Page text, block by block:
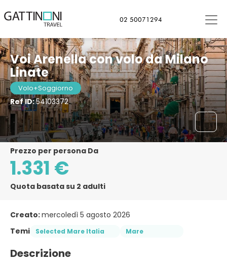
02 50071294
Voi Arenella con volo da Milano
Linate
Volo+Soggiorno
Ref ID:54103372
Prezzo per persona Da
1.331 €
Quota basata su 2 adulti
Creato:mercoledì 5 agosto 2026
Temi
Selected Mare Italia Mare
Descrizione